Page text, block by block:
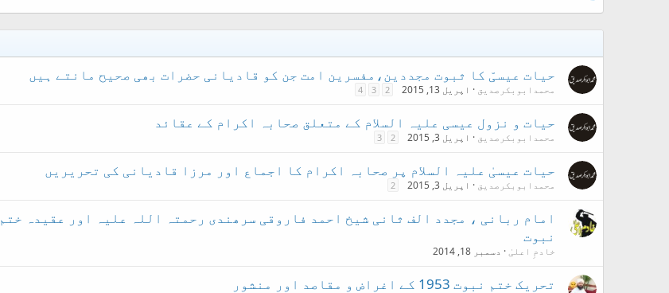
حیات عیسیّ کا ثبوت مجددین،مفسرین امت جن کو قادیانی حضرات بھی صحیح مانتے ہیں
محمدابوبکرصدیق اپریل 13, 2015 2
3
4
حیات و نزول عیسی علیہ السلام کے متعلق صحابہ اکرام کے عقائد
محمدابوبکرصدیق اپریل 3, 2015 2
3
حیات عیسیٰ علیہ السلام پر صحابہ اکرام کا اجماع اور مرزا قادیانی کی تحریریں
محمدابوبکرصدیق اپریل 3, 2015 2
امام ربانی ، مجدد الف ثانی شیخ احمد فاروقی سرھندی رحمتہ اللہ علیہ اور عقیدہ ختم
نبوت
خادمِ اعلیٰ دسمبر 18, 2014
تحریک ختم نبوت 1953 کے اغراض و مقاصد اور منشور